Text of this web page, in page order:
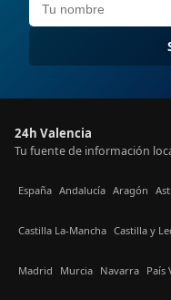
24h Valencia
Tu fuente de información
España Andalucía Aragón
Castilla La-Mancha Castilla y
Madrid Murcia Navarra País